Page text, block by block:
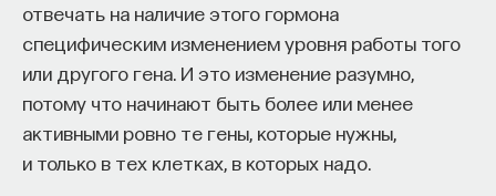
отвечать на наличие этого гормона
специфическим изменением уровня работы того
или другого гена. И это изменение разумно,
потому что начинают быть более или менее
активными ровно те гены, которые нужны,
и только в тех клетках, в которых надо.
Вячеслав Дубынин
доктор биологических наук, профессор
кафедры физиологии человека и животных
биологического факультета МГУ
им. М. В. Ломоносова, специалист в области
или усиливать либидо, то есть это локальные,
но важные моменты.
Как наши память, потребности и эмоции
связаны с передачей сигналов
от нейромедиаторов? Узнайте из курса